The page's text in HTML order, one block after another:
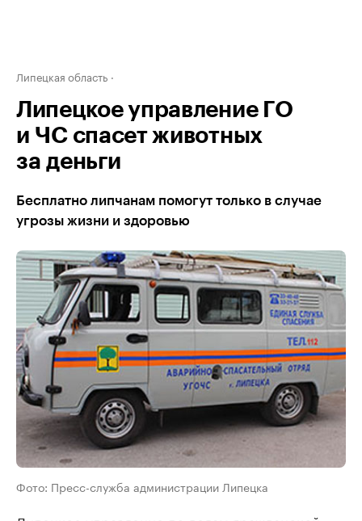
Липецкая область
Липецкое управление ГО
и ЧС спасет животных
за деньги
Бесплатно липчанам помогут только в случае
угрозы жизни и здоровью
Фото: Пресс-служба администрации Липецка